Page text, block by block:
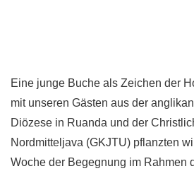
Eine junge Buche als Zeichen der
mit unseren Gästen aus der
Diözese in Ruanda und der
Nordmitteljava (GKJTU) pflanzten
Woche der Begegnung im Rahmen